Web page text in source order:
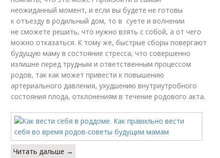
неожиданный момент, и если вы будете не готовы
к отъезду в родильный дом, то в суете и волнении
не сможете решить, что нужно взять с собой, а от чего
можно отказаться. К тому же, быстрые сборы повергают
будущую маму в состояние стресса, что совершенно
излишне перед трудным и ответственным процессом
родов, так как может привести к повышению
артериального давления, ухудшению внутриутробного
состояния плода, отклонениям в течение родового акта.
Читать дальше →